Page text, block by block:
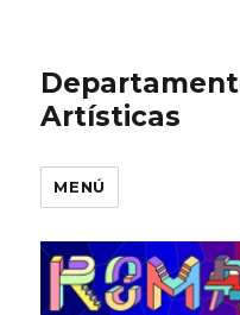
Artísticas
MENÚ